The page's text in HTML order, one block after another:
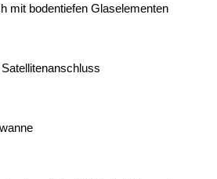
mit bodentiefen Glaselementen